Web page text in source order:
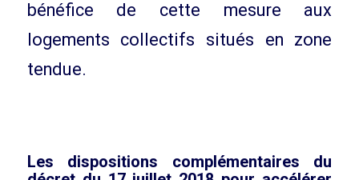
bénéfice de cette mesure aux
logements collectifs situés en zone
tendue.
Les dispositions complémentaires du